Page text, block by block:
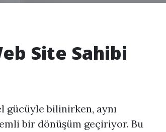
Site Sahibi
gücüyle bilinirken, aynı
bir dönüşüm geçiriyor. Bu